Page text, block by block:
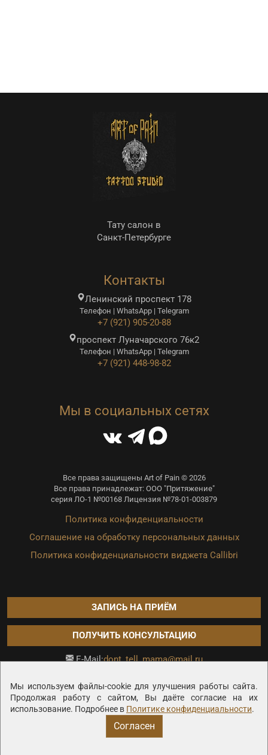
Мы используем файлы-cookie для улучшения работы сайта.
Продолжая работу с сайтом, Вы даёте согласие на их
использование. Подробнее в Политике конфиденциальности.
Согласен
Тату салон в
Санкт-Петербурге
Контакты
Ленинский проспект 178
Телефон | WhatsApp | Telegram
+7 (921) 905-20-88
проспект Луначарского 76к2
Телефон | WhatsApp | Telegram
+7 (921) 448-98-82
Мы в социальных сетях
Все права защищены Art of Pain © 2026
Все права принадлежат: ООО "Притяжение"
серия ЛО-1 №00168 Лицензия №78-01-003879
Политика конфиденциальности
Соглашение на обработку персональных данных
Политика конфиденциальности виджета Callibri
ЗАПИСЬ НА ПРИЁМ
ПОЛУЧИТЬ КОНСУЛЬТАЦИЮ
E-Mail:dont_tell_mama@mail.ru